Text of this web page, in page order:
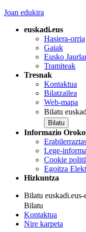
Joan edukira
euskadi.eus
Hasiera-orria
Gaiak
Eusko
Tramiteak
Tresnak
Kontaktua
Bilatzailea
Web-mapa
Bilatu
Informazio
Lege-
Cookie
Egoitza
Hizkuntza
Bilatu euskadi.eus-
Bilatu
Kontaktua
Nire karpeta